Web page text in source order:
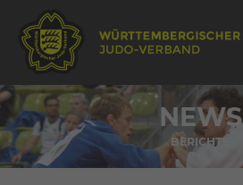
NEWS
BERICHTE